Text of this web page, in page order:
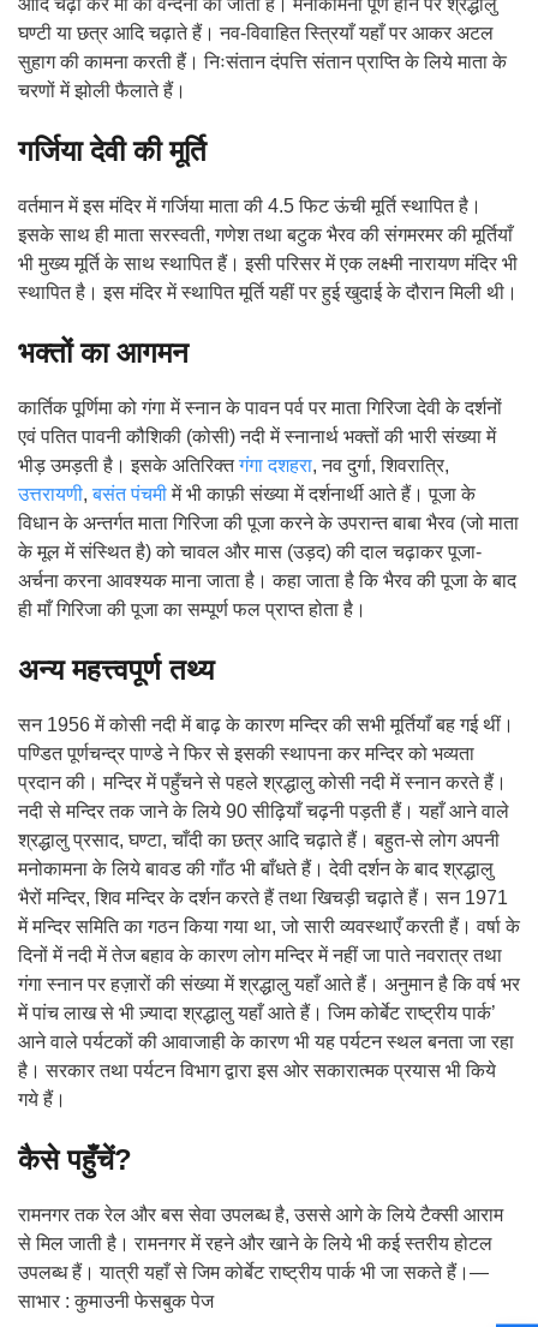
घण्टी या छत्र आदि चढ़ाते हैं। नव-विवाहित स्त्रियाँ यहाँ पर आकर अटल
सुहाग की कामना करती हैं। निःसंतान दंपत्ति संतान प्राप्ति के लिये माता के
चरणों में झोली फैलाते हैं।
गर्जिया देवी की मूर्ति
वर्तमान में इस मंदिर में गर्जिया माता की 4.5 फिट ऊंची मूर्ति स्थापित है।
इसके साथ ही माता सरस्वती, गणेश तथा बटुक भैरव की संगमरमर की मूर्तियाँ
भी मुख्य मूर्ति के साथ स्थापित हैं। इसी परिसर में एक लक्ष्मी नारायण मंदिर भी
स्थापित है। इस मंदिर में स्थापित मूर्ति यहीं पर हुई खुदाई के दौरान मिली थी।
भक्तों का आगमन
कार्तिक पूर्णिमा को गंगा में स्नान के पावन पर्व पर माता गिरिजा देवी के दर्शनों
एवं पतित पावनी कौशिकी (कोसी) नदी में स्नानार्थ भक्तों की भारी संख्या में
भीड़ उमड़ती है। इसके अतिरिक्तगंगा दशहरा, नव दुर्गा, शिवरात्रि,
उत्तरायणी,बसंत पंचमीमें भी काफ़ी संख्या में दर्शनार्थी आते हैं। पूजा के
विधान के अन्तर्गत माता गिरिजा की पूजा करने के उपरान्त बाबा भैरव (जो माता
के मूल में संस्थित है) को चावल और मास (उड़द) की दाल चढ़ाकर पूजा-
अर्चना करना आवश्यक माना जाता है। कहा जाता है कि भैरव की पूजा के बाद
ही माँ गिरिजा की पूजा का सम्पूर्ण फल प्राप्त होता है।
अन्य महत्त्वपूर्ण तथ्य
सन 1956 में कोसी नदी में बाढ़ के कारण मन्दिर की सभी मूर्तियाँ बह गई थीं।
पण्डित पूर्णचन्द्र पाण्डे ने फिर से इसकी स्थापना कर मन्दिर को भव्यता
प्रदान की। मन्दिर में पहुँचने से पहले श्रद्धालु कोसी नदी में स्नान करते हैं।
नदी से मन्दिर तक जाने के लिये 90 सीढ़ियाँ चढ़नी पड़ती हैं। यहाँ आने वाले
श्रद्धालु प्रसाद, घण्टा, चाँदी का छत्र आदि चढ़ाते हैं। बहुत-से लोग अपनी
मनोकामना के लिये बावड की गाँठ भी बाँधते हैं। देवी दर्शन के बाद श्रद्धालु
भैरों मन्दिर, शिव मन्दिर के दर्शन करते हैं तथा खिचड़ी चढ़ाते हैं। सन 1971
में मन्दिर समिति का गठन किया गया था, जो सारी व्यवस्थाएँ करती हैं। वर्षा के
दिनों में नदी में तेज बहाव के कारण लोग मन्दिर में नहीं जा पाते नवरात्र तथा
गंगा स्नान पर हज़ारों की संख्या में श्रद्धालु यहाँ आते हैं। अनुमान है कि वर्ष भर
में पांच लाख से भी ज़्यादा श्रद्धालु यहाँ आते हैं। जिम कोर्बेट राष्ट्रीय पार्क’
आने वाले पर्यटकों की आवाजाही के कारण भी यह पर्यटन स्थल बनता जा रहा
है। सरकार तथा पर्यटन विभाग द्वारा इस ओर सकारात्मक प्रयास भी किये
गये हैं।
कैसे पहुँचें?
रामनगर तक रेल और बस सेवा उपलब्ध है, उससे आगे के लिये टैक्सी आराम
से मिल जाती है। रामनगर में रहने और खाने के लिये भी कई स्तरीय होटल
उपलब्ध हैं। यात्री यहाँ से जिम कोर्बेट राष्ट्रीय पार्क भी जा सकते हैं।—
साभार : कुमाउनी फेसबुक पेज